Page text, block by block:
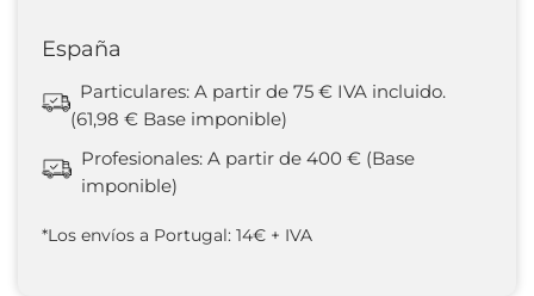
España
Particulares: A partir de 75 € IVA incluido.
(61,98 € Base imponible)
Profesionales: A partir de 400 € (Base
imponible)
*Los envíos a Portugal: 14€ + IVA